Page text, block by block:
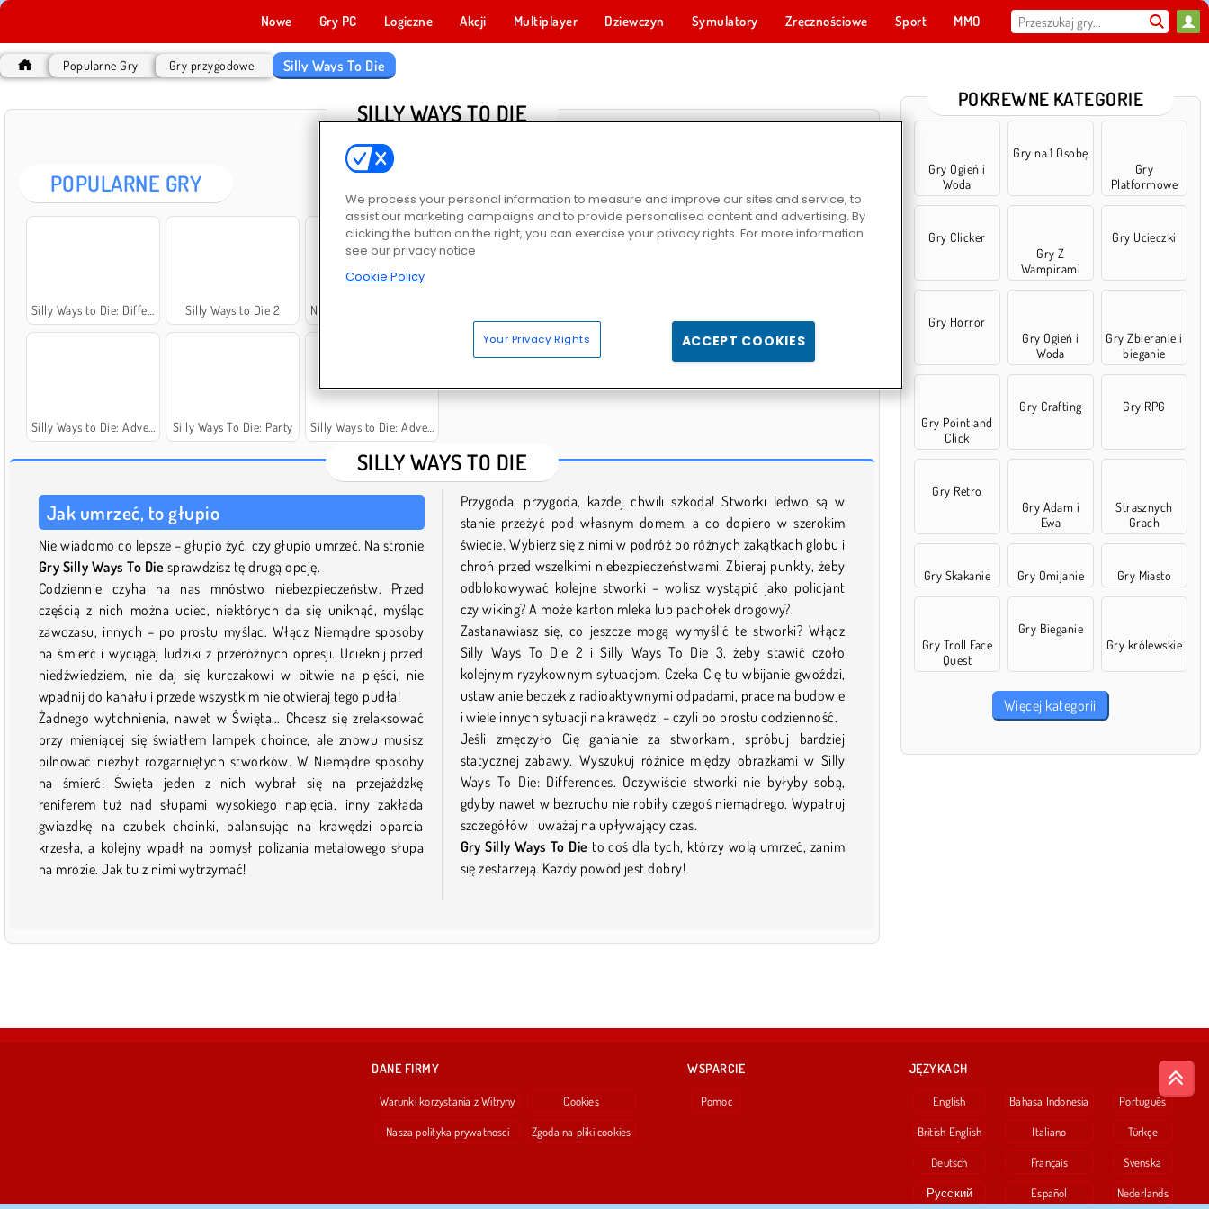
Nowe Gry PC Logiczne Akcji Multiplayer Dziewczyn Symulatory Zręcznościowe Sport MMO
Popularne Gry Gry przygodowe Silly Ways To Die
SILLY WAYS TO DIE
POPULARNE GRY
Silly Ways to Die: Differences 2 Silly Ways to Die 2 Niemądre sposoby na śmierć: Święta
Silly Ways to Die: Adventures Silly Ways To Die: Party Silly Ways to Die: Adventures 2
SILLY WAYS TO DIE
Jak umrzeć, to głupio
Nie wiadomo co lepsze – głupio żyć, czy głupio umrzeć. Na stronie
Gry Silly Ways To Die sprawdzisz tę drugą opcję.
Codziennie czyha na nas mnóstwo niebezpieczeństw. Przed
częścią z nich można uciec, niektórych da się uniknąć, myśląc
zawczasu, innych – po prostu myśląc. Włącz Niemądre sposoby
na śmierć i wyciągaj ludziki z przeróżnych opresji. Ucieknij przed
niedźwiedziem, nie daj się kurczakowi w bitwie na pięści, nie
wpadnij do kanału i przede wszystkim nie otwieraj tego pudła!
Żadnego wytchnienia, nawet w Święta… Chcesz się zrelaksować
przy mieniącej się światłem lampek choince, ale znowu musisz
pilnować niezbyt rozgarniętych stworków. W Niemądre sposoby
na śmierć: Święta jeden z nich wybrał się na przejażdżkę
reniferem tuż nad słupami wysokiego napięcia, inny zakłada
gwiazdkę na czubek choinki, balansując na krawędzi oparcia
krzesła, a kolejny wpadł na pomysł polizania metalowego słupa
na mrozie. Jak tu z nimi wytrzymać!
Przygoda, przygoda, każdej chwili szkoda! Stworki ledwo są w
stanie przeżyć pod własnym domem, a co dopiero w szerokim
świecie. Wybierz się z nimi w podróż po różnych zakątkach globu i
chroń przed wszelkimi niebezpieczeństwami. Zbieraj punkty, żeby
odblokowywać kolejne stworki – wolisz wystąpić jako policjant
czy wiking? A może karton mleka lub pachołek drogowy?
Zastanawiasz się, co jeszcze mogą wymyślić te stworki? Włącz
Silly Ways To Die 2 i Silly Ways To Die 3, żeby stawić czoło
kolejnym ryzykownym sytuacjom. Czeka Cię tu wbijanie gwoździ,
ustawianie beczek z radioaktywnymi odpadami, prace na budowie
i wiele innych sytuacji na krawędzi – czyli po prostu codzienność.
Jeśli zmęczyło Cię ganianie za stworkami, spróbuj bardziej
statycznej zabawy. Wyszukuj różnice między obrazkami w Silly
Ways To Die: Differences. Oczywiście stworki nie byłyby sobą,
gdyby nawet w bezruchu nie robiły czegoś niemądrego. Wypatruj
szczegółów i uważaj na upływający czas.
Gry Silly Ways To Die to coś dla tych, którzy wolą umrzeć, zanim
się zestarzeją. Każdy powód jest dobry!
POKREWNE KATEGORIE
Gry Ogień i
Woda
Gry na 1 Osobę
Gry
Platformowe
Gry Clicker
Gry Z
Wampirami
Gry Ucieczki
Gry Horror
Gry Ogień i
Woda
Gry Zbieranie i
bieganie
Gry Point and
Click
Gry Crafting Gry RPG
Gry Retro
Gry Adam i
Ewa
Strasznych
Grach
Gry Skakanie Gry Omijanie Gry Miasto
Gry Troll Face
Quest
Gry Bieganie
Gry królewskie
Więcej kategorii
DANE FIRMY
Warunki korzystania z Witryny
Nasza polityka prywatnosci
Cookies
Zgoda na pliki cookies
WSPARCIE
Pomoc
JĘZYKACH
English
British English
Deutsch
Русский
Bahasa Indonesia
Italiano
Français
Español
Português
Türkçe
Svenska
Nederlands
We process your personal information to measure and improve our sites and service, to
assist our marketing campaigns and to provide personalised content and advertising. By
clicking the button on the right, you can exercise your privacy rights. For more information
see our privacy notice
Cookie Policy
Your Privacy Rights ACCEPT COOKIES